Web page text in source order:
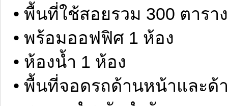
• พื้นที่ใช้สอยรวม 300 ตารา
• พร้อมออฟฟิศ 1 ห้อง
• ห้องน้ำ 1 ห้อง
• พื้นที่จอดรถด้านหน้าและด้